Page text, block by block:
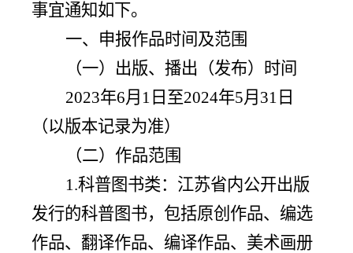
事宜通知如下。
一、 申报作品时间及范围
（一）出版、播出（发布）时间
2023年6月1日至2024年5月31日
（以版本记录为准）
（二）作品范围
1.科普图书类：江苏省内公开出版
发行的科普图书，包括原创作品、编选
作品、翻译作品、编译作品、美术画册